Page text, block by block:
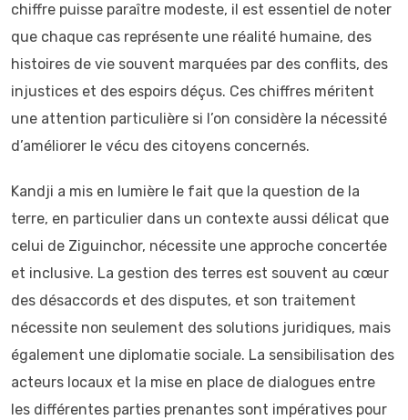
chiffre puisse paraître modeste, il est essentiel de noter
que chaque cas représente une réalité humaine, des
histoires de vie souvent marquées par des conflits, des
injustices et des espoirs déçus. Ces chiffres méritent
une attention particulière si l’on considère la nécessité
d’améliorer le vécu des citoyens concernés.
Kandji a mis en lumière le fait que la question de la
terre, en particulier dans un contexte aussi délicat que
celui de Ziguinchor, nécessite une approche concertée
et inclusive. La gestion des terres est souvent au cœur
des désaccords et des disputes, et son traitement
nécessite non seulement des solutions juridiques, mais
également une diplomatie sociale. La sensibilisation des
acteurs locaux et la mise en place de dialogues entre
les différentes parties prenantes sont impératives pour